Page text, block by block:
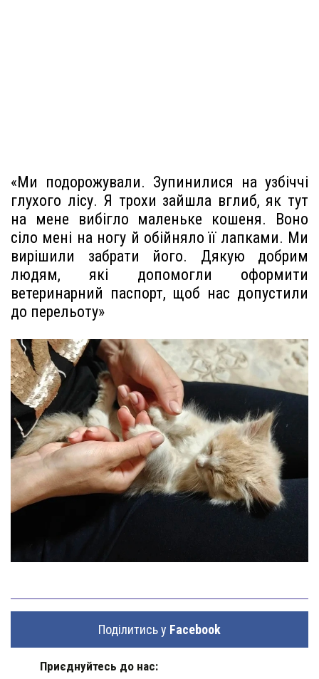
«Ми подорожували. Зупинилися на узбіччі
глухого лісу. Я трохи зайшла вглиб, як тут
на мене вибігло маленьке кошеня. Воно
сіло мені на ногу й обійняло її лапками. Ми
вирішили забрати його. Дякую добрим
людям, які допомогли оформити
ветеринарний паспорт, щоб нас допустили
до перельоту»
Поділитись у Facebook
Приєднуйтесь до нас: